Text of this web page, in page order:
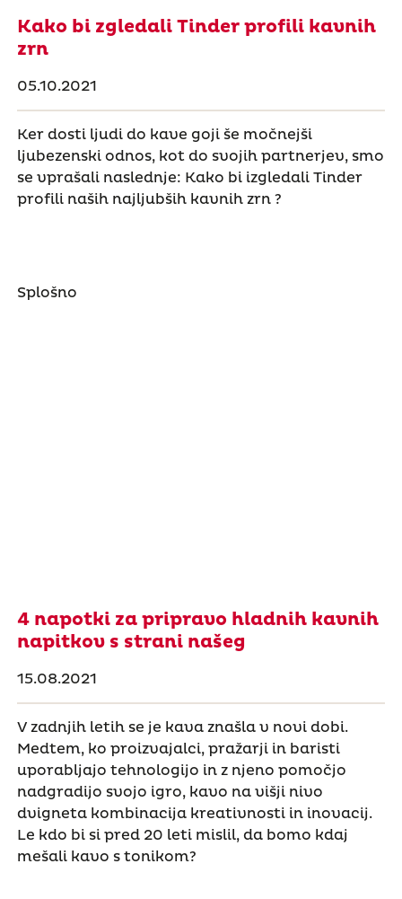
Kako bi zgledali Tinder profili kavnih
zrn
05.10.2021
Ker dosti ljudi do kave goji še močnejši
ljubezenski odnos, kot do svojih partnerjev, smo
se vprašali naslednje: Kako bi izgledali Tinder
profili naših najljubših kavnih zrn ?
Splošno
4 napotki za pripravo hladnih kavnih
napitkov s strani našeg
15.08.2021
V zadnjih letih se je kava znašla v novi dobi.
Medtem, ko proizvajalci, pražarji in baristi
uporabljajo tehnologijo in z njeno pomočjo
nadgradijo svojo igro, kavo na višji nivo
dvigneta kombinacija kreativnosti in inovacij.
Le kdo bi si pred 20 leti mislil, da bomo kdaj
mešali kavo s tonikom?